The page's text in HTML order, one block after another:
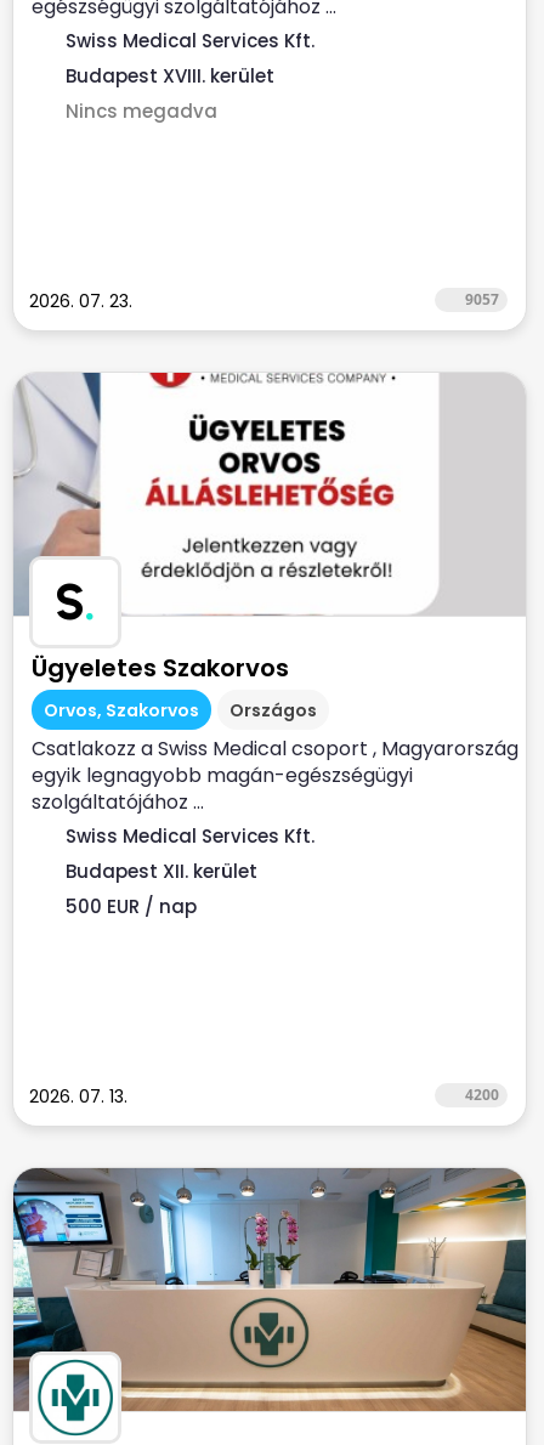
egészségügyi szolgáltatójához ...
Swiss Medical Services Kft.
Budapest XVIII. kerület
Nincs megadva
2026. 07. 23. 9057
S.
Ügyeletes Szakorvos
Orvos, Szakorvos Országos
Csatlakozz a Swiss Medical csoport , Magyarország
egyik legnagyobb magán-egészségügyi
szolgáltatójához ...
Swiss Medical Services Kft.
Budapest XII. kerület
500 EUR / nap
2026. 07. 13. 4200